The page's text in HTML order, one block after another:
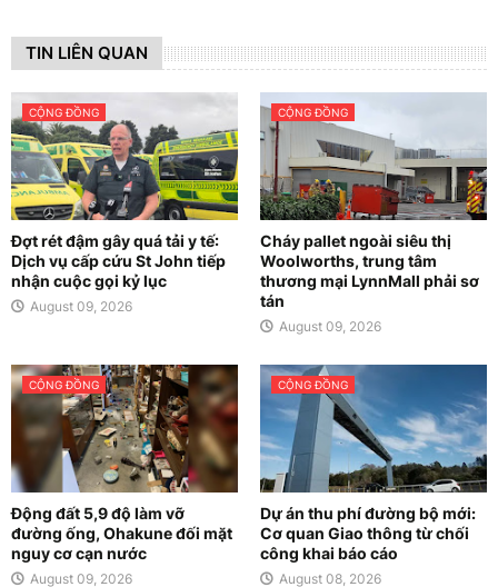
TIN LIÊN QUAN
CỘNG ĐỒNG
Đợt rét đậm gây quá tải y tế:
Dịch vụ cấp cứu St John tiếp
nhận cuộc gọi kỷ lục
August 09, 2026
CỘNG ĐỒNG
Cháy pallet ngoài siêu thị
Woolworths, trung tâm
thương mại LynnMall phải sơ
tán
August 09, 2026
CỘNG ĐỒNG
Động đất 5,9 độ làm vỡ
đường ống, Ohakune đối mặt
nguy cơ cạn nước
August 09, 2026
CỘNG ĐỒNG
Dự án thu phí đường bộ mới:
Cơ quan Giao thông từ chối
công khai báo cáo
August 08, 2026